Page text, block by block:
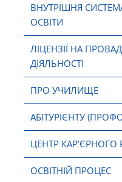
ВНУТРІШНЯ
ОСВІТИ
ЛІЦЕНЗІЇ НА
ДІЯЛЬНОСТІ
ПРО УЧИЛИЩЕ
АБІТУРІЄНТУ
ЦЕНТР
ОСВІТНІЙ ПРОЦЕС